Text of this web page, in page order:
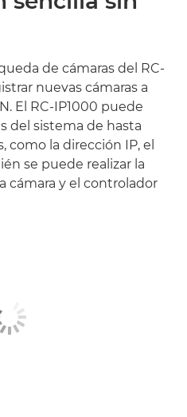
de cámaras del RC-
nuevas cámaras a
El RC-IP1000 puede
del sistema de hasta
como la dirección IP, el
se puede realizar la
cámara y el controlador